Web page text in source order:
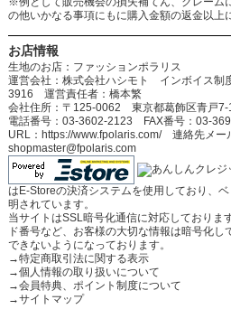
の他いかなる事項にもに購入金額の返金以上
お店情報
生地のお店：ファッションポラリス
運営会社：株式会社ハシモト インボイス
3916 運営責任者：橋本繁
会社住所：〒125-0062 東京都葛飾区青戸7-
電話番号：03-3602-2123 FAX番号：03-
URL：https://www.fpolaris.com/ 連絡先メー
shopmaster@fpolaris.com
はE-Storeの決済システムを使用しており、
明されています。
当サイトはSSL暗号化通信に対応しておりま
ド番号など、お客様の大切な情報は暗号化
できないようになっております。
→特定商取引法に関する表示
→個人情報の取り扱いについて
→会員特典、ポイント制度について
→サイトマップ